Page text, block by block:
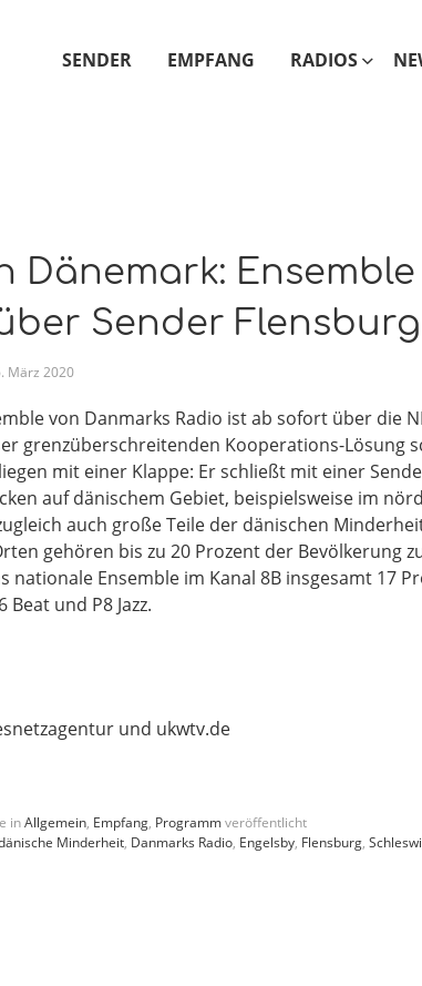
SENDER EMPFANG RADIOS
Dänemark:
Sender
. März 2020
von Danmarks Radio ist ab sofort über die
grenzüberschreitenden Kooperations-Lösung
mit einer Klappe: Er schließt mit einer
auf dänischem Gebiet, beispielsweise im
auch große Teile der dänischen
gehören bis zu 20 Prozent der Bevölkerung
nationale Ensemble im Kanal 8B insgesamt 17
Beat und P8 Jazz.
und ukwtv.de
inAllgemein, Empfang, Programmveröffentlicht
Minderheit, Danmarks Radio, Engelsby, Flensburg,